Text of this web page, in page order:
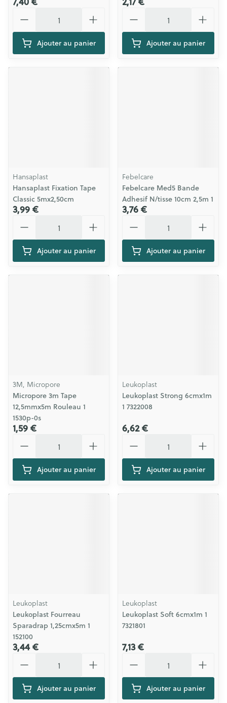
Ajouter au panier Ajouter au panier
Hansaplast
Hansaplast Fixation Tape
Classic 5mx2,50cm
3,99 €
Ajouter au panier
Febelcare
Febelcare Med5 Bande
Adhesif N/tisse 10cm 2,5m 1
3,76 €
Ajouter au panier
3M, Micropore
Micropore 3m Tape
12,5mmx5m Rouleau 1
1530p-0s
1,59 €
Ajouter au panier
Leukoplast
Leukoplast Strong 6cmx1m
1 7322008
6,62 €
Ajouter au panier
Leukoplast
Leukoplast Fourreau
Sparadrap 1,25cmx5m 1
152100
3,44 €
Ajouter au panier
Leukoplast
Leukoplast Soft 6cmx1m 1
7321801
7,13 €
Ajouter au panier